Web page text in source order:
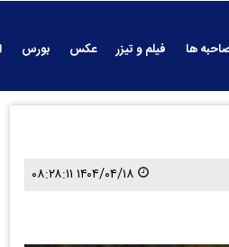
ها فیلم و تیزر عکس بورس
۱۴۰۴/۰۴/۱۸ ۰۸:۲۸:۱۱